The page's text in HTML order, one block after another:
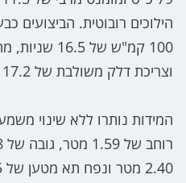
וצריכת דלק משולבת של 17.2 ק"מ לליטר.
2.40 מטר ונפח תא מטען של 255 ליטר.